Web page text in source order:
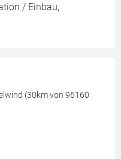
/ Einbau,
(30km von 96160